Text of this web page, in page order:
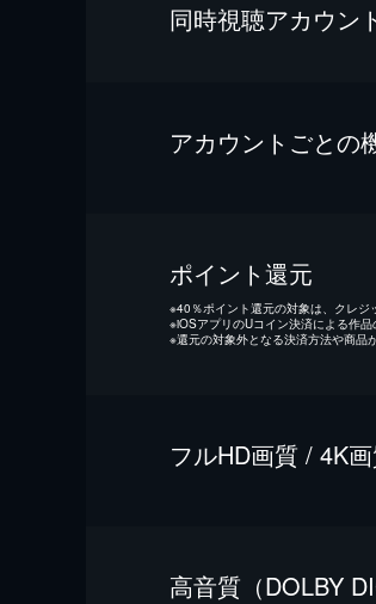
同時視聴アカウン
アカウントごとの
ポイント還元
※40％ポイント還元の対象は、クレジ
※iOSアプリのUコイン決済による作
※還元の対象外となる決済方法や商品
フルHD画質 / 4K
⾼⾳質（DOLBY